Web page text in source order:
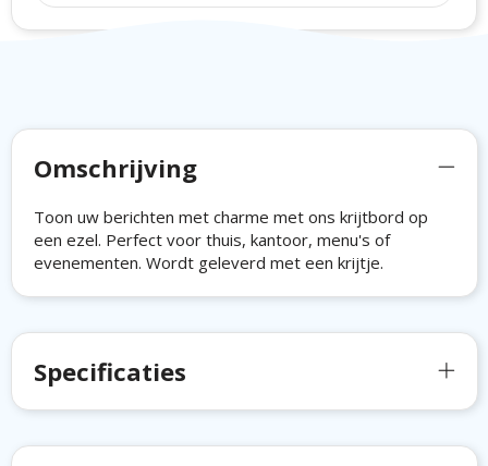
Omschrijving
Toon uw berichten met charme met ons krijtbord op
een ezel. Perfect voor thuis, kantoor, menu's of
evenementen. Wordt geleverd met een krijtje.
Specificaties